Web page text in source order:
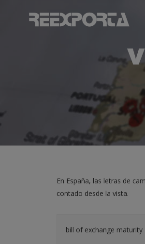
En España, las letras de
contado desde la vista.
bill of exchange maturity